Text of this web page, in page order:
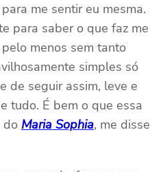
me sentir eu mesma.
para saber o que faz me
menos sem tanto
simples só
de seguir assim, leve e
tudo. É bem o que essa
do Maria Sophia, me disse